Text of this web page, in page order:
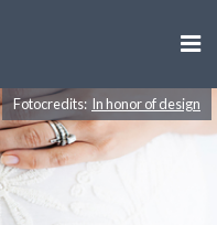

Fotocredits: In honor of design